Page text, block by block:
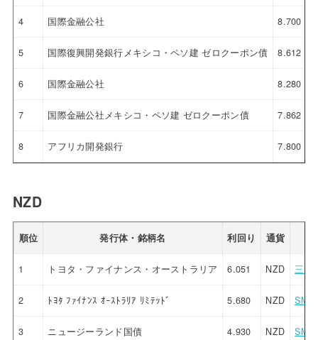
4 国際金融公社 8.700
5 国際復興開発銀行メキシコ・ペソ建 ゼロクーポン債 8.612
6 国際金融公社 8.280
7 国際金融公社メキシコ・ペソ建 ゼロクーポン債 7.862
8 アフリカ開発銀行 7.800
NZD
順位 発行体・銘柄名 利回り 通貨
1 トヨタ・ファイナンス・オーストラリア 6.051 NZD 三菱
2 ﾄﾖﾀ ﾌｧｲﾅﾝｽ ｵｰｽﾄﾗﾘｱ ﾘﾐﾃｯﾄﾞ 5.680 NZD
3 ニュージーランド国債 4.930 NZD